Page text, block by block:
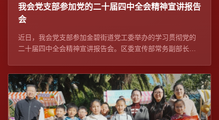
我会党支部参加党的二十届四中全会精神宣讲报告
会
近日，我会党支部参加金碧街道党工委举办的学习贯彻党的
二十届四中全会精神宣讲报告会。区委宣传部常务副部长、